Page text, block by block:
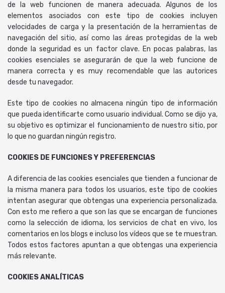
de la web funcionen de manera adecuada. Algunos de los
elementos asociados con este tipo de cookies incluyen
velocidades de carga y la presentación de la herramientas de
navegación del sitio, así como las áreas protegidas de la web
donde la seguridad es un factor clave. En pocas palabras, las
cookies esenciales se asegurarán de que la web funcione de
manera correcta y es muy recomendable que las autorices
desde tu navegador.
Este tipo de cookies no almacena ningún tipo de información
que pueda identificarte como usuario individual. Como se dijo ya,
su objetivo es optimizar el funcionamiento de nuestro sitio, por
lo que no guardan ningún registro.
COOKIES DE FUNCIONES Y PREFERENCIAS
A diferencia de las cookies esenciales que tienden a funcionar de
la misma manera para todos los usuarios, este tipo de cookies
intentan asegurar que obtengas una experiencia personalizada.
Con esto me refiero a que son las que se encargan de funciones
como la selección de idioma, los servicios de chat en vivo, los
comentarios en los blogs e incluso los vídeos que se te muestran.
Todos estos factores apuntan a que obtengas una experiencia
más relevante.
COOKIES ANALÍTICAS